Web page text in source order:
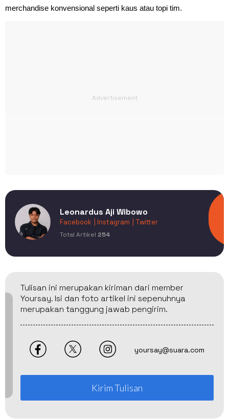
merchandise konvensional seperti kaus atau topi tim.
Leonardus Aji Wibowo
Facebook | Instagram | Twitter
Total Artikel 254
Tulisan ini merupakan kiriman dari member
Yoursay. Isi dan foto artikel ini sepenuhnya
merupakan tanggung jawab pengirim.
yoursay@suara.com
Kirim Tulisan